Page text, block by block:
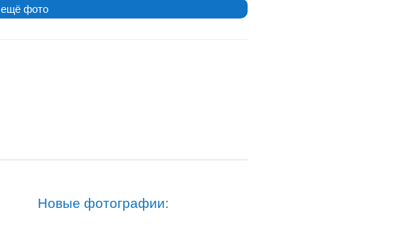
ещё фото
Новые фотографии: